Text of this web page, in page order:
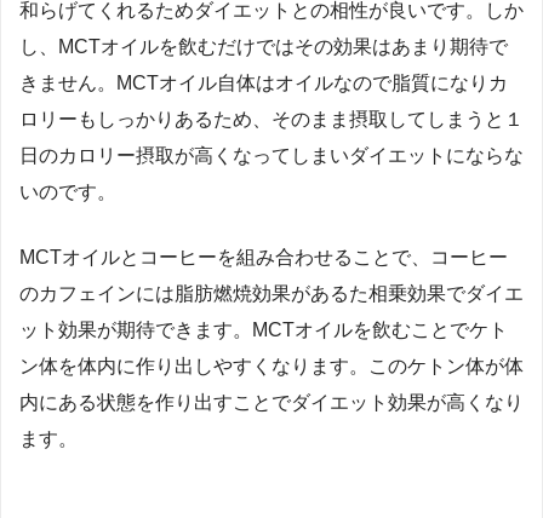
和らげてくれるためダイエットとの相性が良いです。しか
し、MCTオイルを飲むだけではその効果はあまり期待で
きません。MCTオイル自体はオイルなので脂質になりカ
ロリーもしっかりあるため、そのまま摂取してしまうと１
日のカロリー摂取が高くなってしまいダイエットにならな
いのです。
MCTオイルとコーヒーを組み合わせることで、コーヒー
のカフェインには脂肪燃焼効果があるた相乗効果でダイエ
ット効果が期待できます。MCTオイルを飲むことでケト
ン体を体内に作り出しやすくなります。このケトン体が体
内にある状態を作り出すことでダイエット効果が高くなり
ます。